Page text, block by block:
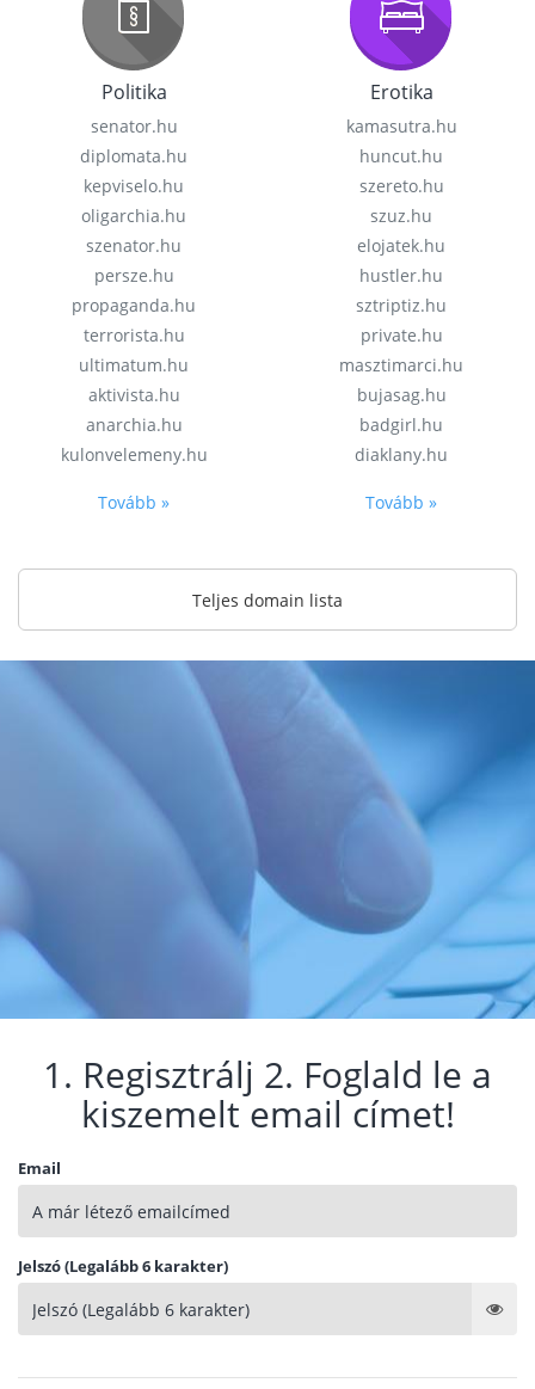
Politika
senator.hu
diplomata.hu
kepviselo.hu
oligarchia.hu
szenator.hu
persze.hu
propaganda.hu
terrorista.hu
ultimatum.hu
aktivista.hu
anarchia.hu
kulonvelemeny.hu
Tovább »
Erotika
kamasutra.hu
huncut.hu
szereto.hu
szuz.hu
elojatek.hu
hustler.hu
sztriptiz.hu
private.hu
masztimarci.hu
bujasag.hu
badgirl.hu
diaklany.hu
Tovább »
Teljes domain lista
1. Regisztrálj 2. Foglald le a
kiszemelt email címet!
Email
Jelszó (Legalább 6 karakter)